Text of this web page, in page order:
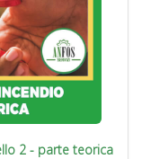
2 - parte teorica